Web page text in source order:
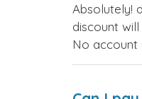
Absolutely!
discount
No account